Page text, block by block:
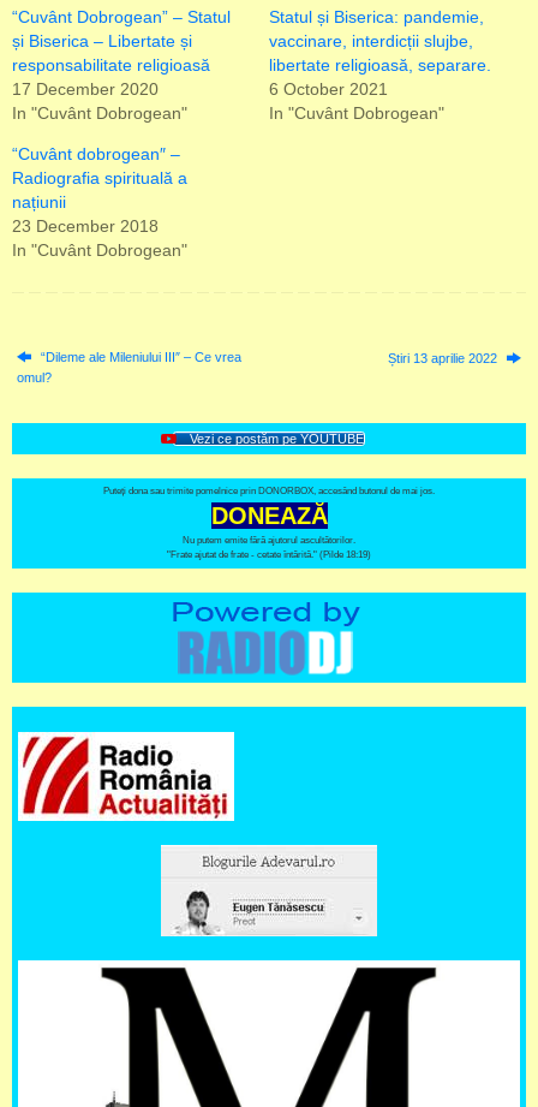
“Cuvânt Dobrogean” – Statul
și Biserica – Libertate și
responsabilitate religioasă
17 December 2020
In "Cuvânt Dobrogean"
Statul și Biserica: pandemie,
vaccinare, interdicții slujbe,
libertate religioasă, separare.
6 October 2021
In "Cuvânt Dobrogean"
“Cuvânt dobrogean″ –
Radiografia spirituală a
națiunii
23 December 2018
In "Cuvânt Dobrogean"
“Dileme ale Mileniului III″ – Ce vrea
omul?
Știri 13 aprilie 2022
Vezi ce postăm pe YOUTUBE
Puteți dona sau trimite pomelnice prin DONORBOX, accesând butonul de mai jos.
DONEAZĂ
Nu putem emite fără ajutorul ascultătorilor.
"Frate ajutat de frate - cetate întărită." (Pilde 18:19)